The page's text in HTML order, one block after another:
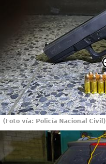
(Foto vía: Policía Nacional Civil)